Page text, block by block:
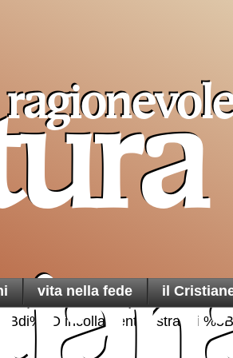
vita nella fede il
incollamenti e strappi